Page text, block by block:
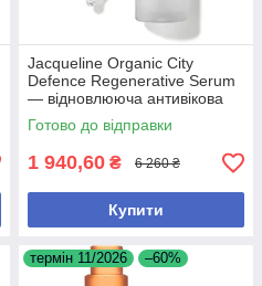
Jacqueline Organic City
Defence Regenerative Serum
— відновлююча антивікова
сироватка, 30 мл
Готово до відправки
1 940,60 ₴ 6 260 ₴
Купити
термін 11/2026 –60%